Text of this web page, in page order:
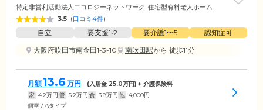
特定非営利活動法人エコロジーネットワーク 住宅型有料老人ホーム
3.5 (口コミ4件)
自立 要支援1•2 要介護1〜5
認知症可
大阪府吹田市南金田1-3-10
南吹田駅から 徒歩11分
月額13.6 万円 (入居金 25.0万円) + 介護保険料
家 4.2万円 管 5.2万円 食 3.8万円 他 4,000円
個室 / Aタイプ